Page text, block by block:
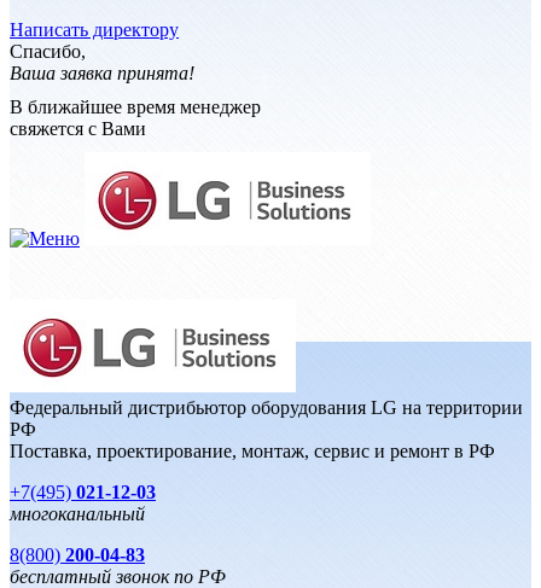
Написать директору
Спасибо,
Ваша заявка принята!
В ближайшее время менеджер
свяжется с Вами
Федеральный дистрибьютор оборудования LG на территории
РФ
Поставка, проектирование, монтаж, сервис и ремонт в РФ
+7(495) 021-12-03
многоканальный
8(800) 200-04-83
бесплатный звонок по РФ